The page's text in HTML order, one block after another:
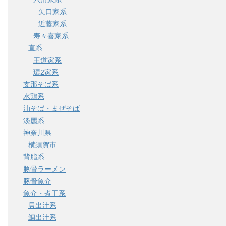
矢口家系
近藤家系
寿々喜家系
直系
王道家系
環2家系
支那そば系
水鶏系
油そば・まぜそば
淡麗系
神奈川県
横須賀市
背脂系
豚骨ラーメン
豚骨魚介
魚介・煮干系
貝出汁系
鯛出汁系